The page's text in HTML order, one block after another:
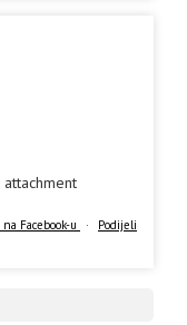
Facebook-u · Podijeli